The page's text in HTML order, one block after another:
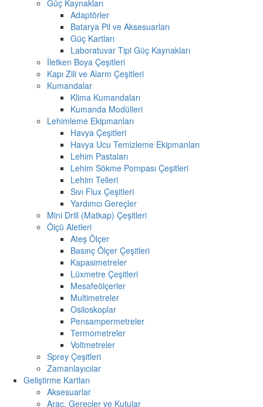
Güç Kaynakları
Adaptörler
Batarya Pil ve Aksesuarları
Güç Kartları
Laboratuvar Tipi Güç Kaynakları
İletken Boya Çeşitleri
Kapı Zili ve Alarm Çeşitleri
Kumandalar
Klima Kumandaları
Kumanda Modülleri
Lehimleme Ekipmanları
Havya Çeşitleri
Havya Ucu Temizleme Ekipmanları
Lehim Pastaları
Lehim Sökme Pompası Çeşitleri
Lehim Telleri
Sıvı Flux Çeşitleri
Yardımcı Gereçler
Mini Drill (Matkap) Çeşitleri
Ölçü Aletleri
Ateş Ölçer
Basınç Ölçer Çeşitleri
Kapasimetreler
Lüxmetre Çeşitleri
Mesafeölçerler
Multimetreler
Osiloskoplar
Pensampermetreler
Termometreler
Voltmetreler
Sprey Çeşitleri
Zamanlayıcılar
Geliştirme Kartları
Aksesuarlar
Araç, Gereçler ve Kutular